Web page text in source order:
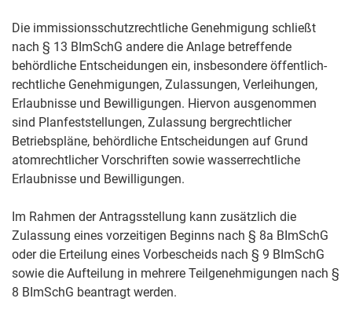
Die immissionsschutzrechtliche Genehmigung schließt
nach § 13 BImSchG andere die Anlage betreffende
behördliche Entscheidungen ein, insbesondere öffentlich-
rechtliche Genehmigungen, Zulassungen, Verleihungen,
Erlaubnisse und Bewilligungen. Hiervon ausgenommen
sind Planfeststellungen, Zulassung bergrechtlicher
Betriebspläne, behördliche Entscheidungen auf Grund
atomrechtlicher Vorschriften sowie wasserrechtliche
Erlaubnisse und Bewilligungen.
Im Rahmen der Antragsstellung kann zusätzlich die
Zulassung eines vorzeitigen Beginns nach § 8a BImSchG
oder die Erteilung eines Vorbescheids nach § 9 BImSchG
sowie die Aufteilung in mehrere Teilgenehmigungen nach §
8 BImSchG beantragt werden.